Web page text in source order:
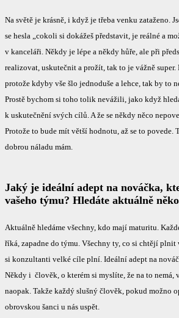
Na světě je krásně, i když je třeba venku zataženo.
se hesla „cokoli si dokážeš představit, je reálné a
v kanceláři. Někdy je lépe a někdy hůře, ale při
realizovat, uskutečnit a prožít, tak to je vážně
protože kdyby vše šlo jednoduše a lehce, tak by to
Prostě bychom si toho tolik nevážili, jako když
k uskutečnění svých cílů. A že se někdy něco
Protože to bude mít větší hodnotu, až se to povede.
dobrou náladu mám.
Jaký je ideální adept na nováčka,
vašeho týmu? Hledáte aktuálně
Aktuálně hledáme všechny, kdo mají maturitu.
říká, zapadne do týmu. Všechny ty, co si chtějí
si konzultanti velké cíle plní. Ideální adept na
Někdy i člověk, o kterém si myslíte, že na to nemá,
naopak. Takže každý slušný člověk, pokud možno
obrovskou šanci u nás uspět.